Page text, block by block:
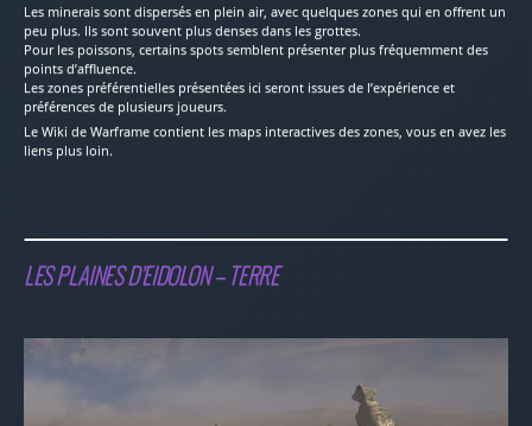
Les minerais sont dispersés en plein air, avec quelques zones qui en offrent un
peu plus. Ils sont souvent plus denses dans les grottes.
Pour les poissons, certains spots semblent présenter plus fréquemment des
points d’affluence.
Les zones préférentielles présentées ici seront issues de l’expérience et
préférences de plusieurs joueurs.
Le Wiki de Warframe contient les maps interactives des zones, vous en avez les
liens plus loin.
LES PLAINES D’EIDOLON – TERRE